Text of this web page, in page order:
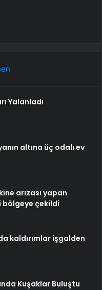
Yalanladı
altına üç odalı ev
arızası yapan
bölgeye çekildi
kaldırımlar işgalden
Kuşaklar Buluştu